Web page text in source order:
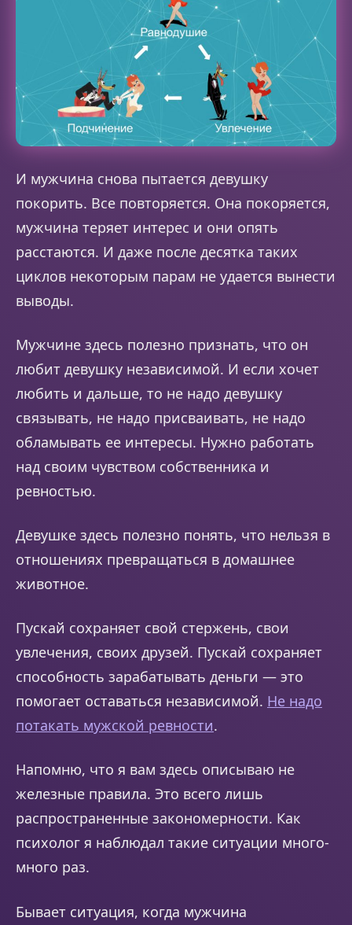
И мужчина снова пытается девушку
покорить. Все повторяется. Она покоряется,
мужчина теряет интерес и они опять
расстаются. И даже после десятка таких
циклов некоторым парам не удается вынести
выводы.
Мужчине здесь полезно признать, что он
любит девушку независимой. И если хочет
любить и дальше, то не надо девушку
связывать, не надо присваивать, не надо
обламывать ее интересы. Нужно работать
над своим чувством собственника и
ревностью.
Девушке здесь полезно понять, что нельзя в
отношениях превращаться в домашнее
животное.
Пускай сохраняет свой стержень, свои
увлечения, своих друзей. Пускай сохраняет
способность зарабатывать деньги — это
помогает оставаться независимой. Не надо
потакать мужской ревности.
Напомню, что я вам здесь описываю не
железные правила. Это всего лишь
распространенные закономерности. Как
психолог я наблюдал такие ситуации много-
много раз.
Бывает ситуация, когда мужчина